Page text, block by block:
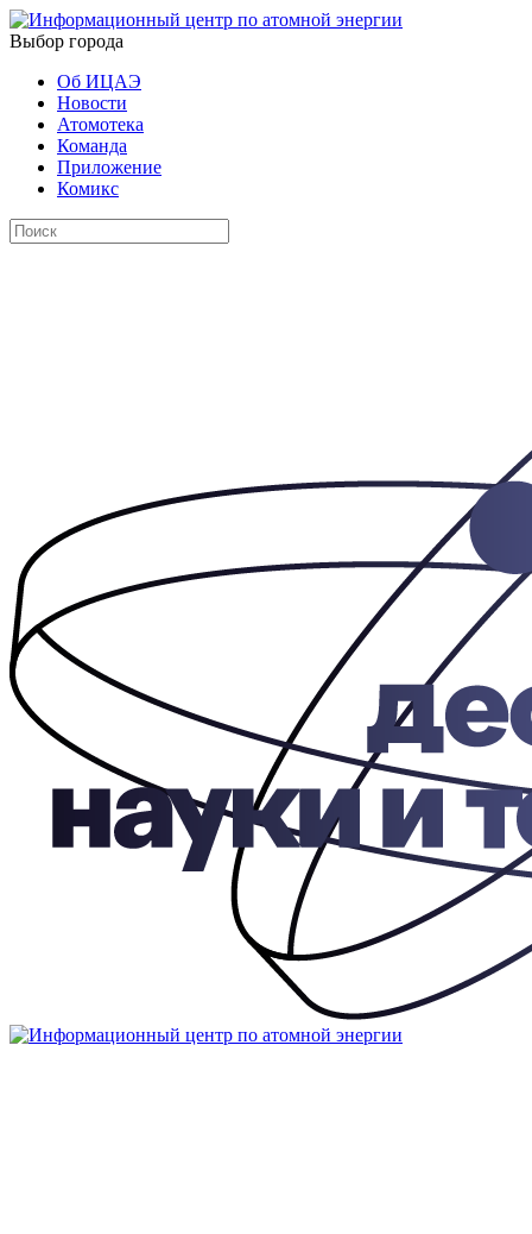
Выбор города
Об ИЦАЭ
Новости
Атомотека
Команда
Приложение
Комикс